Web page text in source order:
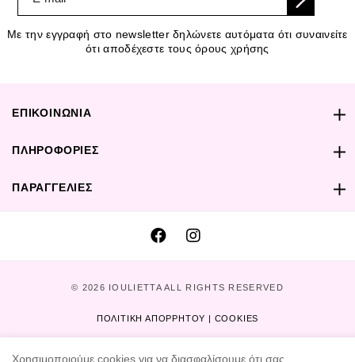
Με την εγγραφή στο newsletter δηλώνετε αυτόματα ότι συναινείτε
ότι αποδέχεστε τους όρους χρήσης
ΕΠΙΚΟΙΝΩΝΙΑ
ΠΛΗΡΟΦΟΡΙΕΣ
ΠΑΡΑΓΓΕΛΙΕΣ
© 2026 IOULIETTA ALL RIGHTS RESERVED
ΠΟΛΙΤΙΚΗ ΑΠΟΡΡΗΤΟΥ | COOKIES
Χρησιμοποιούμε cookies για να διασφαλίσουμε ότι σας